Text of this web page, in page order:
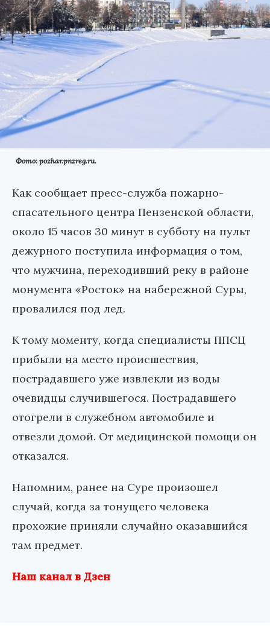
Фото: pozhar.pnzreg.ru.
Как сообщает пресс-служба пожарно-
спасательного центра Пензенской области,
около 15 часов 30 минут в субботу на пульт
дежурного поступила информация о том,
что мужчина, переходивший реку в районе
монумента «Росток» на набережной Суры,
провалился под лед.
К тому моменту, когда специалисты ППСЦ
прибыли на место происшествия,
пострадавшего уже извлекли из воды
очевидцы случившегося. Пострадавшего
отогрели в служебном автомобиле и
отвезли домой. От медицинской помощи он
отказался.
Напомним, ранее на Суре произошел
случай, когда за тонущего человека
прохожие приняли случайно оказавшийся
там предмет.
Наш канал в Дзен